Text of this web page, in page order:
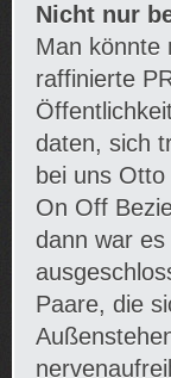
Nicht nur
Man könnte
raffinierte
daten, sich
bei uns
On Off
dann war
Paare, die